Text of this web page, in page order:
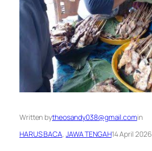
Written bytheosandy038@gmail.comin
HARUS BACA, JAWA TENGAH14 April 2026